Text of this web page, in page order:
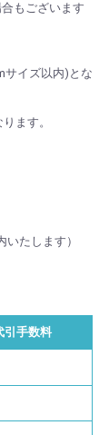
もございます
サイズ以内)とな
ます。
たします）
引手数料